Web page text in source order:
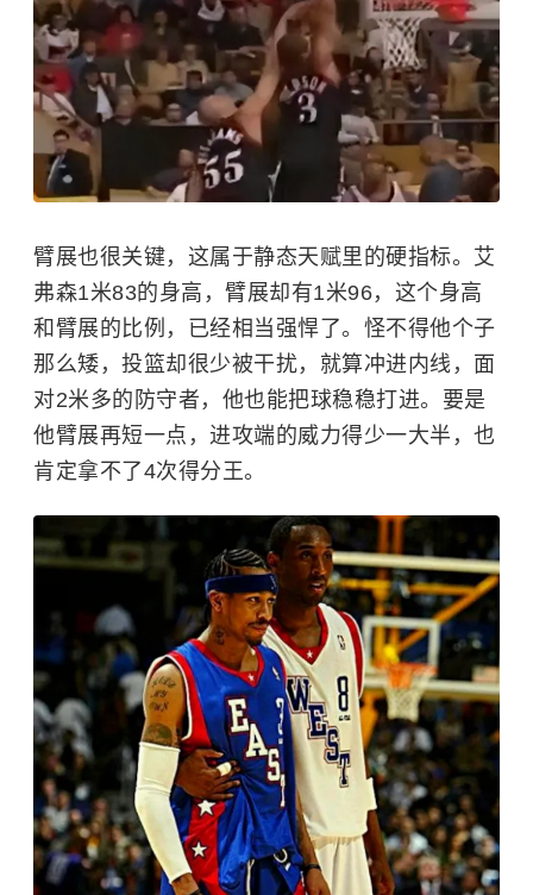
臂展也很关键，这属于静态天赋里的硬指标。艾
弗森1米83的身高，臂展却有1米96，这个身高
和臂展的比例，已经相当强悍了。怪不得他个子
那么矮，投篮却很少被干扰，就算冲进内线，面
对2米多的防守者，他也能把球稳稳打进。要是
他臂展再短一点，进攻端的威力得少一大半，也
肯定拿不了4次得分王。